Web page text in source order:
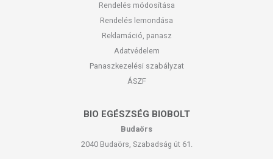
Rendelés módosítása
Rendelés lemondása
Reklamáció, panasz
Adatvédelem
Panaszkezelési szabályzat
ÁSZF
BIO EGÉSZSÉG BIOBOLT
Budaörs
2040 Budaörs, Szabadság út 61.